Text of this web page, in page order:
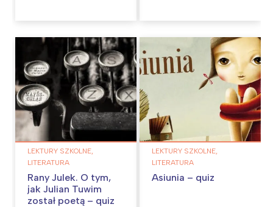
LEKTURY SZKOLNE,
LITERATURA
Rany Julek. O tym,
jak Julian Tuwim
został poetą – quiz
LEKTURY SZKOLNE,
LITERATURA
Asiunia – quiz